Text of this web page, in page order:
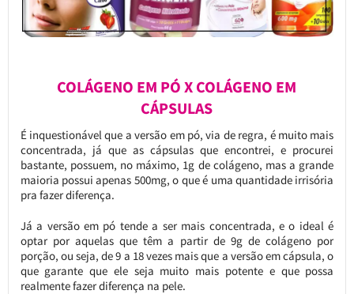
COLÁGENO EM PÓ X COLÁGENO EM
CÁPSULAS
É inquestionável que a versão em pó, via de regra, é muito mais
concentrada, já que as cápsulas que encontrei, e procurei
bastante, possuem, no máximo, 1g de colágeno, mas a grande
maioria possui apenas 500mg, o que é uma quantidade irrisória
pra fazer diferença.
Já a versão em pó tende a ser mais concentrada, e o ideal é
optar por aquelas que têm a partir de 9g de colágeno por
porção, ou seja, de 9 a 18 vezes mais que a versão em cápsula, o
que garante que ele seja muito mais potente e que possa
realmente fazer diferença na pele.